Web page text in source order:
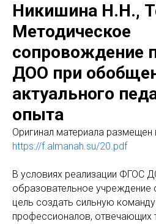
Никишина Н.Н.,
Методическое
сопровождение
ДОО при
актуального
опыта
Оригинал материала
https://f.almanah.su/20.pdf
В условиях реализации ФГОС
образовательное учреждение
цель создать сильную
профессионалов, отвечающих